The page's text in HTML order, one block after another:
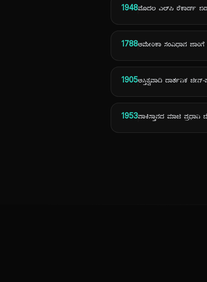
1948ಮೊದಲ ಎಲ್‌ಪಿ ರೆಕಾರ್ಡ್
1788ಅಮೇರಿಕಾ ಸಂವಿಧಾನ
1905ಅಸ್ತಿತ್ವವಾದಿ ದಾರ್ಶನಿಕ
1953ಪಾಕಿಸ್ತಾನದ ಮಾಜಿ